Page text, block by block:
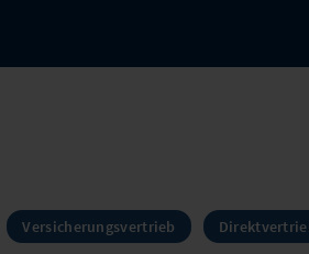
Versicherungsvertrieb